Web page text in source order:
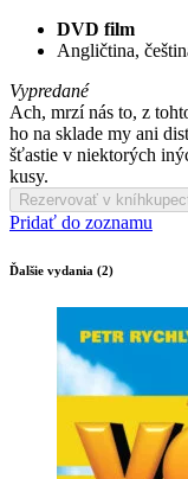
DVD film
Angličtina,
Vypredané
Ach, mrzí nás to, z
ho na sklade my ani
šťastie v niektorých
kusy.
Rezervovať v
Pridať do zoznamu
Ďalšie vydania (2)